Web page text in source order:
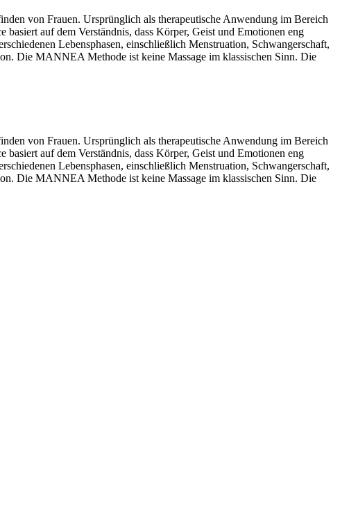
von Frauen. Ursprünglich als therapeutische Anwendung im Bereich
auf dem Verständnis, dass Körper, Geist und Emotionen eng
Lebensphasen, einschließlich Menstruation, Schwangerschaft,
Die MANNEA Methode ist keine Massage im klassischen Sinn. Die
von Frauen. Ursprünglich als therapeutische Anwendung im Bereich
auf dem Verständnis, dass Körper, Geist und Emotionen eng
Lebensphasen, einschließlich Menstruation, Schwangerschaft,
Die MANNEA Methode ist keine Massage im klassischen Sinn. Die